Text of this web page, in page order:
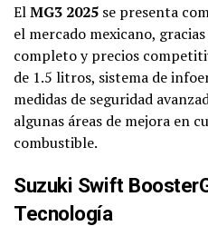
ElMG3 2025 se presenta
el mercado mexicano,
completo y precios
de 1.5 litros, sistema de
medidas de seguridad
algunas áreas de mejora en
combustible.
Suzuki Swift
Tecnología